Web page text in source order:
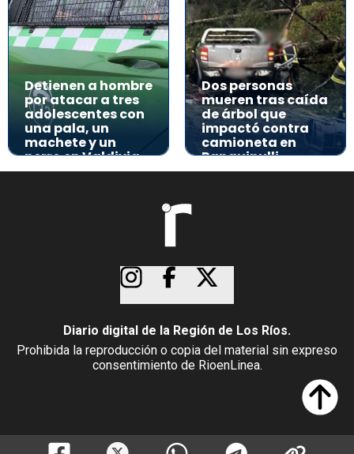
Detienen a hombre
por atacar a tres
adolescentes con
una pala, un
machete y un
perro en Valdivia
Dos personas
mueren tras caída
de árbol que
impactó contra
camioneta en
Panguipulli
Diario digital de la Región de Los Ríos.
Prohibida la reproducción o copia del material sin expreso
consentimiento de RioenLinea.